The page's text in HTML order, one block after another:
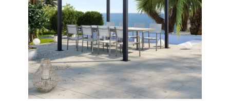
protection limitée après 1
an après vente à partir de
la date d'origine d'achat.
Contrairement à de
nombreux autres
fabricants de baldaquins,
Eagle Peak offre ce
produit pour nos cadres,
auvents et sacs. Si vous